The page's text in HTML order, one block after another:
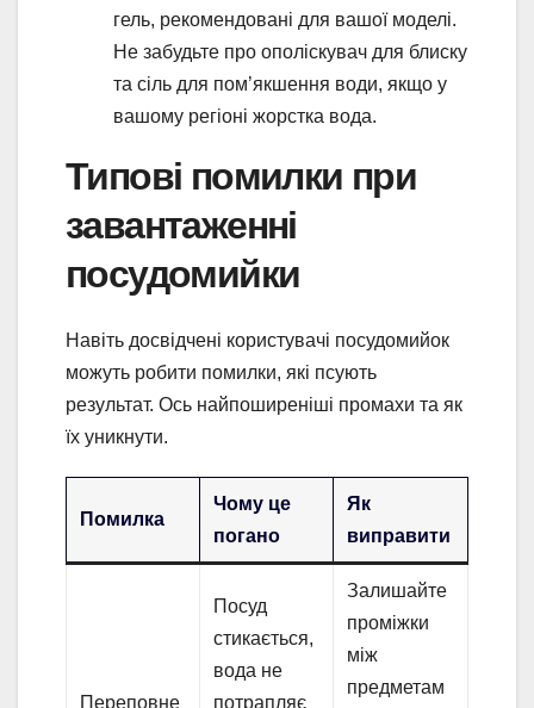
гель, рекомендовані для вашої моделі.
Не забудьте про ополіскувач для блиску
та сіль для пом’якшення води, якщо у
вашому регіоні жорстка вода.
Типові помилки при
завантаженні
посудомийки
Навіть досвідчені користувачі посудомийок
можуть робити помилки, які псують
результат. Ось найпоширеніші промахи та як
їх уникнути.
Помилка
Чому це
погано
Як
виправити
Переповне
Посуд
стикається,
вода не
потрапляє
Залишайте
проміжки
між
предметам